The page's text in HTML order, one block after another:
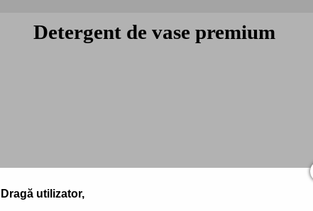
Detergent de vase premium
Dragă utilizator,